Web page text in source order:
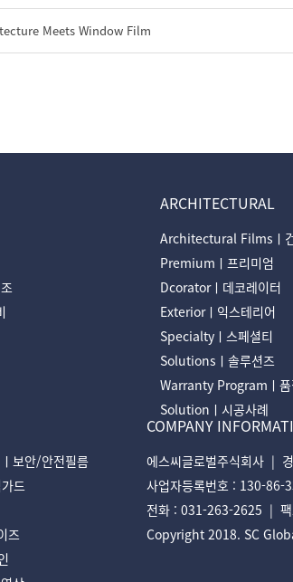
Meets Window Film
ARCHITECTURAL
Architectural Filmsㅣ
Premiumㅣ프리미엄
Dcoratorㅣ데코레이터
Exteriorㅣ익스테리어
Specialtyㅣ스페셜티
Solutionsㅣ솔루션즈
Warranty Programㅣ품
Solutionㅣ시공사례
보안/안전필름
드
즈
COMPANY
에스씨글로벌주식회사 |
사업자등록번호 : 130-
전화 : 031-263-2625 |
Copyright 2018. SC